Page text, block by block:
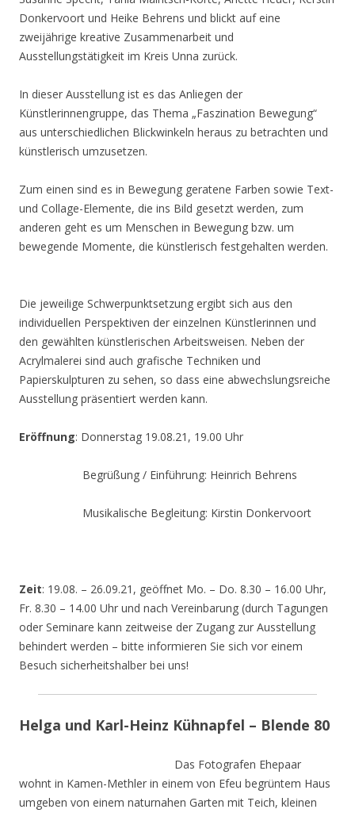
Donkervoort und Heike Behrens und blickt auf eine
zweijährige kreative Zusammenarbeit und
Ausstellungstätigkeit im Kreis Unna zurück.
In dieser Ausstellung ist es das Anliegen der
Künstlerinnengruppe, das Thema „Faszination Bewegung“
aus unterschiedlichen Blickwinkeln heraus zu betrachten und
künstlerisch umzusetzen.
Zum einen sind es in Bewegung geratene Farben sowie Text-
und Collage-Elemente, die ins Bild gesetzt werden, zum
anderen geht es um Menschen in Bewegung bzw. um
bewegende Momente, die künstlerisch festgehalten werden.
Die jeweilige Schwerpunktsetzung ergibt sich aus den
individuellen Perspektiven der einzelnen Künstlerinnen und
den gewählten künstlerischen Arbeitsweisen. Neben der
Acrylmalerei sind auch grafische Techniken und
Papierskulpturen zu sehen, so dass eine abwechslungsreiche
Ausstellung präsentiert werden kann.
Eröffnung: Donnerstag 19.08.21, 19.00 Uhr
Begrüßung / Einführung: Heinrich Behrens
Musikalische Begleitung: Kirstin Donkervoort
Zeit: 19.08. – 26.09.21, geöffnet Mo. – Do. 8.30 – 16.00 Uhr,
Fr. 8.30 – 14.00 Uhr und nach Vereinbarung (durch Tagungen
oder Seminare kann zeitweise der Zugang zur Ausstellung
behindert werden – bitte informieren Sie sich vor einem
Besuch sicherheitshalber bei uns!
Helga und Karl-Heinz Kühnapfel – Blende 80
Das Fotografen Ehepaar
wohnt in Kamen-Methler in einem von Efeu begrüntem Haus
umgeben von einem naturnahen Garten mit Teich, kleinen